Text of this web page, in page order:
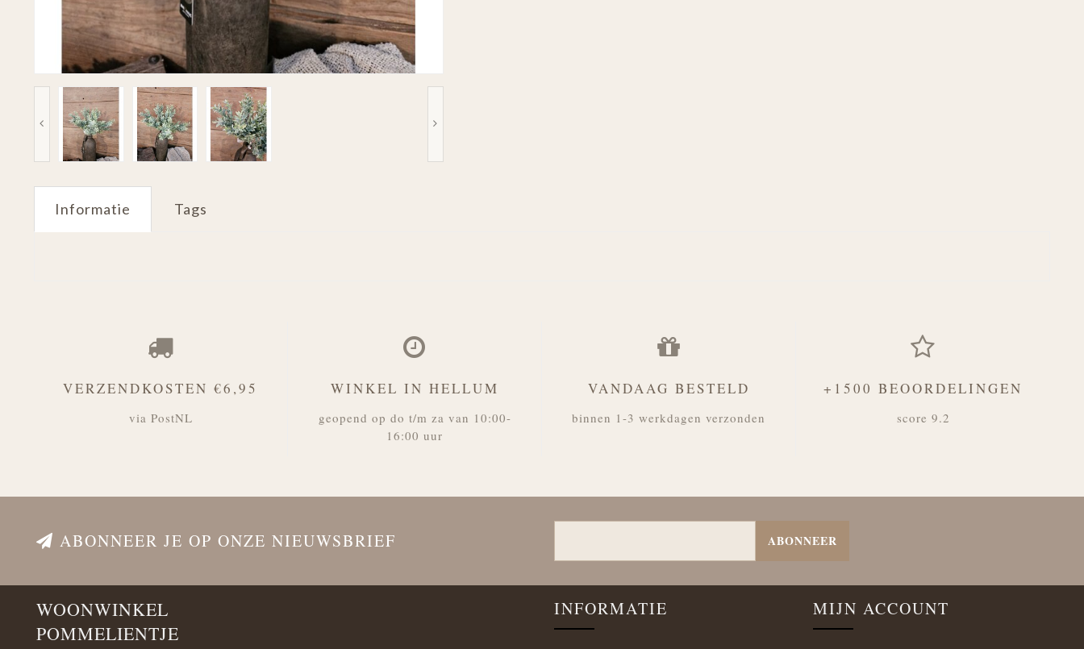
Informatie Tags
VERZENDKOSTEN €6,95
via PostNL
WINKEL IN HELLUM
geopend op do t/m za van 10:00-
16:00 uur
VANDAAG BESTELD
binnen 1-3 werkdagen verzonden
+1500 BEOORDELINGEN
score 9.2
ABONNEER JE OP ONZE NIEUWSBRIEF ABONNEER
WOONWINKEL
POMMELIENTJE
INFORMATIE MIJN ACCOUNT